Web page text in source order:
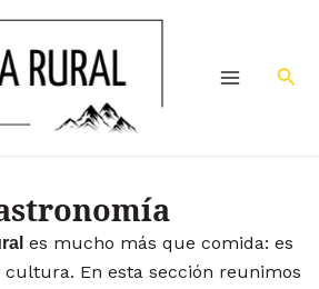
Menu
es mucho más que comida: es
cultura. En esta sección reunimos